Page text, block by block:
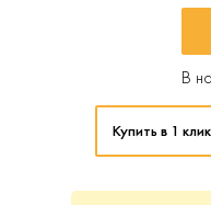
В
Купить в 1 клик